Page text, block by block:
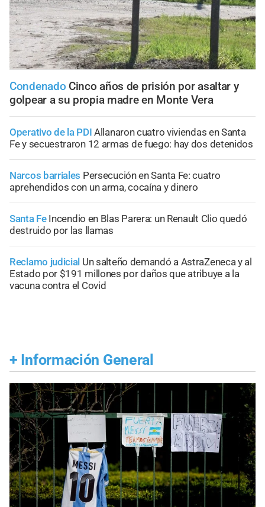
Condenado Cinco años de prisión por asaltar y
golpear a su propia madre en Monte Vera
Operativo de la PDI Allanaron cuatro viviendas en Santa
Fe y secuestraron 12 armas de fuego: hay dos detenidos
Narcos barriales Persecución en Santa Fe: cuatro
aprehendidos con un arma, cocaína y dinero
Santa Fe Incendio en Blas Parera: un Renault Clio quedó
destruido por las llamas
Reclamo judicial Un salteño demandó a AstraZeneca y al
Estado por $191 millones por daños que atribuye a la
vacuna contra el Covid
+ Información General